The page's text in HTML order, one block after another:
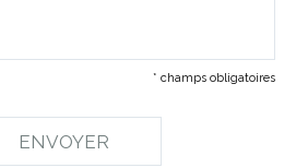
* champs obligatoires